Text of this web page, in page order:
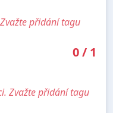
přidání tagu
0/ 1
Zvažte přidání tagu